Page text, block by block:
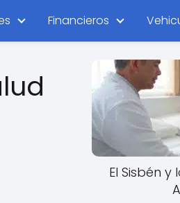
Financieros
El Sisbén